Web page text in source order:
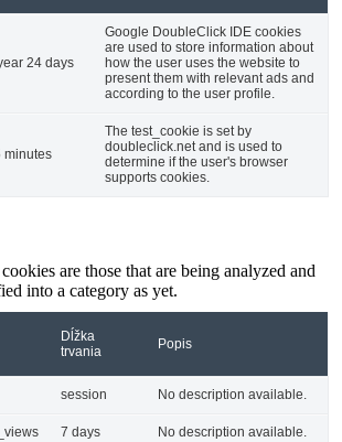
24 days
Google DoubleClick IDE cookies
are used to store information about
how the user uses the website to
present them with relevant ads and
according to the user profile.
minutes
The test_cookie is set by
doubleclick.net and is used to
determine if the user's browser
supports cookies.
are those that are being analyzed and
into a category as yet.
Dĺžka
trvania
Popis
session No description available.
7 days No description available.